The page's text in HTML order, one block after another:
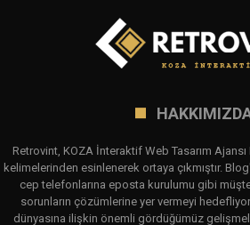
Retrovint, KOZA İnteraktif Web Tasarım
kelimelerinden esinlenerek ortaya çıkmıştır.
cep telefonlarına eposta kurulumu gibi
sorunların çözümlerine yer vermeyi
dünyasına ilişkin önemli gördüğümüz